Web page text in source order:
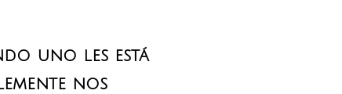
uno les está
nos